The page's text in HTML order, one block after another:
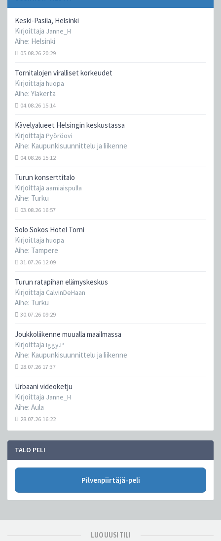
Keski-Pasila, Helsinki
Kirjoittaja Janne_H
Aihe: Helsinki
05.08.26 20:29
Tornitalojen viralliset korkeudet
Kirjoittaja huopa
Aihe: Yläkerta
04.08.26 15:14
Kävelyalueet Helsingin keskustassa
Kirjoittaja Pyöröovi
Aihe: Kaupunkisuunnittelu ja liikenne
04.08.26 15:12
Turun konserttitalo
Kirjoittaja aamiaispulla
Aihe: Turku
03.08.26 16:57
Solo Sokos Hotel Torni
Kirjoittaja huopa
Aihe: Tampere
31.07.26 12:09
Turun ratapihan elämyskeskus
Kirjoittaja CalvinDeHaan
Aihe: Turku
30.07.26 09:29
Joukkoliikenne muualla maailmassa
Kirjoittaja Iggy.P
Aihe: Kaupunkisuunnittelu ja liikenne
28.07.26 17:37
Urbaani videoketju
Kirjoittaja Janne_H
Aihe: Aula
28.07.26 16:22
TALO PELI
Pilvenpiirtäjä-peli
LUO UUSI TILI